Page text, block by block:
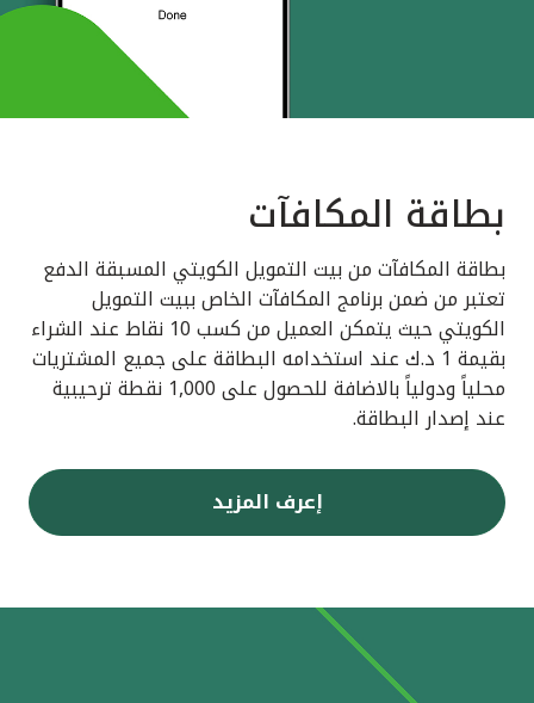
بطاقة المكافآت
بطاقة المكافآت من بيت التمويل الكويتي المسبقة الدفع
تعتبر من ضمن برنامج المكافآت الخاص ببيت التمويل
الكويتي حيث يتمكن العميل من كسب 10 نقاط عند الشراء
بقيمة 1 د.ك عند استخدامه البطاقة على جميع المشتريات
محلياً ودولياً بالاضافة للحصول على 1,000 نقطة ترحيبية
عند إصدار البطاقة.
إعرف المزيد